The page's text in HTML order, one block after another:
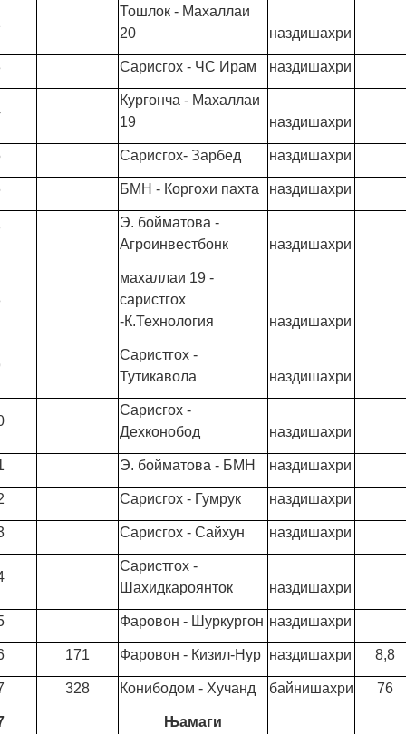
Тошлок - Махаллаи
20
наздишахри
Сарисгох - ЧС Ирам наздишахри
Кургонча - Махаллаи
19
наздишахри
Сарисгох- Зарбед наздишахри
БМН - Коргохи пахта наздишахри
Э. бойматова -
Агроинвестбонк
наздишахри
махаллаи 19 -
саристгох
-К.Технология
наздишахри
Саристгох -
Тутикавола
наздишахри
Сарисгох -
Дехконобод
наздишахри
Э. бойматова - БМН наздишахри
Сарисгох - Гумрук наздишахри
Сарисгох - Сайхун наздишахри
Саристгох -
Шахидкароянток
наздишахри
Фаровон - Шуркургон наздишахри
171 Фаровон - Кизил-Нур наздишахри 8,8
328 Конибодом - Хучанд байнишахри 76
Њамаги